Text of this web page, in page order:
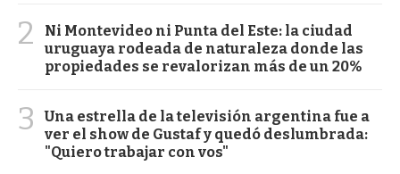
2
Ni Montevideo ni Punta del Este: la ciudad
uruguaya rodeada de naturaleza donde las
propiedades se revalorizan más de un 20%
3
Una estrella de la televisión argentina fue a
ver el show de Gustaf y quedó deslumbrada:
"Quiero trabajar con vos"